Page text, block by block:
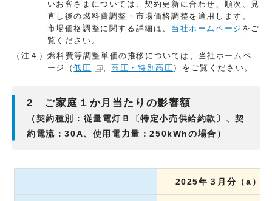
いお客さまについては、契約更新に合わせ、順次、見
直し後の燃料費調整・市場価格調整を適用します。
市場価格調整に関する詳細は、 当社ホームページ をご
覧ください。
（注４）燃料費等調整単価の推移については、当社ホームペ
ージ（低圧 、高圧・特別高圧 ）をご覧ください。
2 ご家庭１か月当たりの影響額
（契約種別：従量電灯Ｂ〔特定小売供給約款〕、契
約電流：30A、使用電力量：250kWhの場合）
2025年３月分（a）